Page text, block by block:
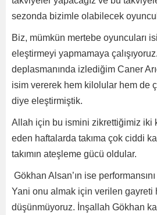
sezonda bizimle olabilecek
Biz, mümkün mertebe oyuncuları
eleştirmeyi yapmamaya
deplasmanında izlediğim Caner
isim vererek hem kilolular hem de
diye eleştirmiştik.
Allah için bu ismini zikrettiğimiz iki
eden haftalarda takıma çok ciddi
takımın ateşleme gücü oldular.
Gökhan Alsan’ın ise
Yani onu almak için verilen gayreti
düşünmüyoruz. İnşallah Gökhan